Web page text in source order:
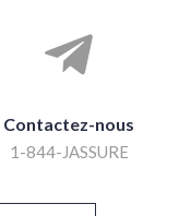
Contactez-nous
1-844-JASSURE